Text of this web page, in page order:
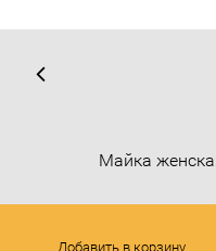
Майка
Добавить в корзину